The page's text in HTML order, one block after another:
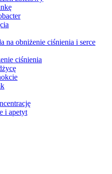
na obniżenie ciśnienia i serce
ciśnienia
i apetyt